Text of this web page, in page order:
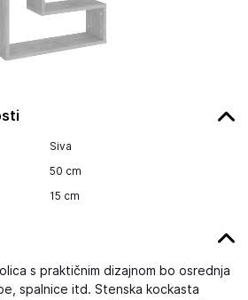
Siva
50 cm
15 cm
s praktičnim dizajnom bo osrednja
spalnice itd. Stenska kockasta